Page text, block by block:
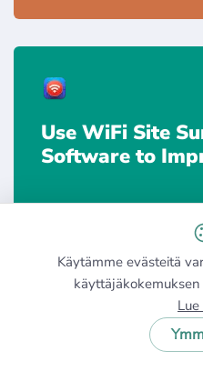
Use WiFi Site
Software to
Käytämme evästeitä
Lue